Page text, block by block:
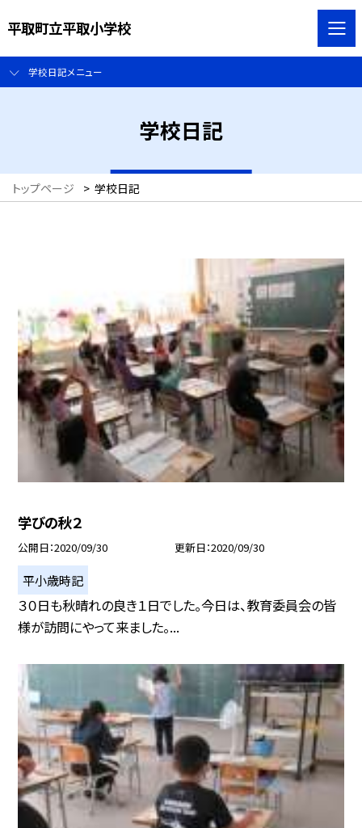
平取町立平取小学校
学校日記メニュー
学校日記
トップページ > 学校日記
学びの秋２
公開日 2020/09/30 更新日 2020/09/30
平小歳時記
３０日も秋晴れの良き１日でした。今日は、教育委員会の皆
様が訪問にやって来ました。...